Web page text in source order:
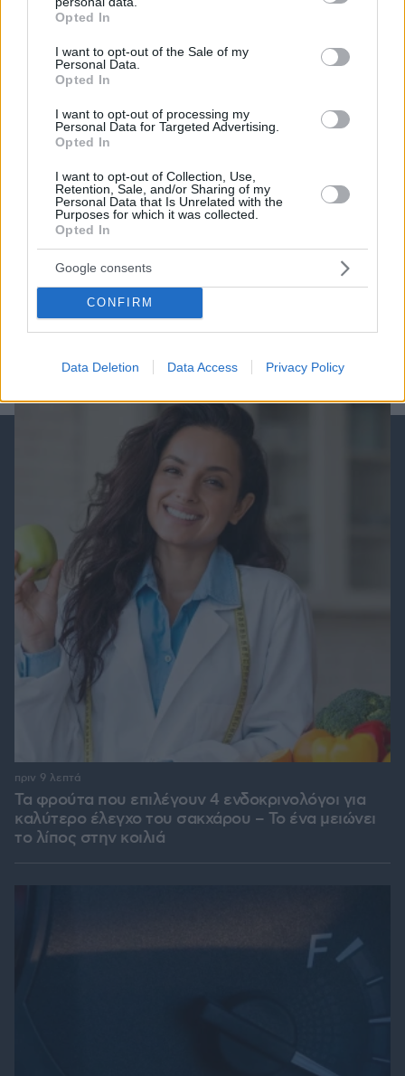
grant or deny consent to Google and its third-party tags to
use your data for below specified purposes in below Google
consent section.
Opted In
I want to opt-out of the Sale of my
Personal Data.
Opted In
I want to opt-out of processing my
Personal Data for Targeted Advertising.
Opted In
I want to opt-out of Collection, Use,
Retention, Sale, and/or Sharing of my
Personal Data that Is Unrelated with the
Purposes for which it was collected.
Opted In
Google consents
CONFIRM
Data Deletion Data Access Privacy Policy
Games
Cut The Rope Candy
ΔΕΙΤΕ ΟΛΑ ΤΑ GAMES
Best of Network
Τα φρούτα που επιλέγουν 4 ενδοκρινολόγοι για
καλύτερο έλεγχο του σακχάρου – Το ένα μειώνει
το λίπος στην κοιλιά
πριν 9 λεπτά